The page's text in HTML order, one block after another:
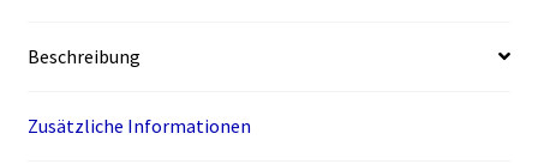
Beschreibung
Zusätzliche Informationen